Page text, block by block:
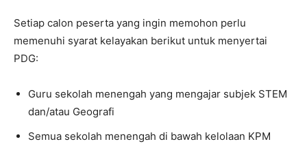
Setiap calon peserta yang ingin memohon perlu
memenuhi syarat kelayakan berikut untuk menyertai
PDG:
Guru sekolah menengah yang mengajar subjek STEM
dan/atau Geografi
Semua sekolah menengah di bawah kelolaan KPM